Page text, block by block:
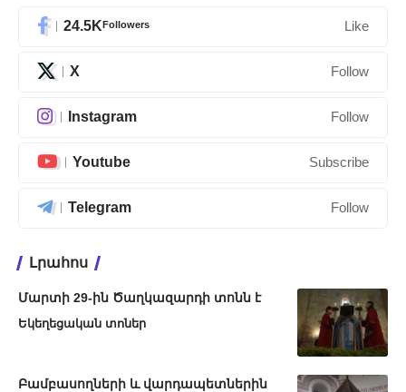
24.5KFollowers Like
X Follow
Instagram Follow
Youtube Subscribe
Telegram Follow
Լրահոս
Մարտի 29-ին Ծաղկազարդի տոնն է
Եկեղեցական տոներ
Բամբասողների և վարդապետներին